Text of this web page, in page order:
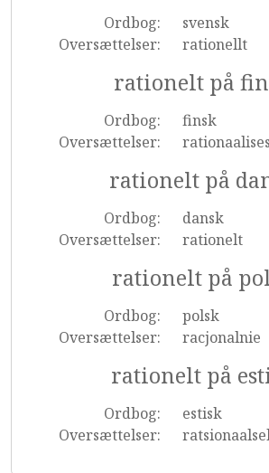
Ordbog:
svensk
Oversættelser:
rationellt
rationelt på
Ordbog:
finsk
Oversættelser:
rationelt på
Ordbog:
dansk
Oversættelser:
rationelt
rationelt på
Ordbog:
polsk
Oversættelser:
racjonalnie
rationelt på
Ordbog:
estisk
Oversættelser: